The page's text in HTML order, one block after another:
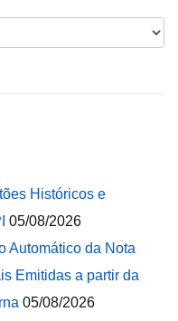
Históricos e
05/08/2026
Automático da Nota
Emitidas a partir da
05/08/2026